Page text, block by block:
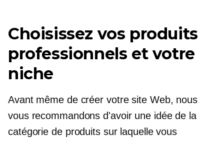
Choisissez vos produits
professionnels et votre
niche
Avant même de créer votre site Web, nous
vous recommandons d'avoir une idée de la
catégorie de produits sur laquelle vous